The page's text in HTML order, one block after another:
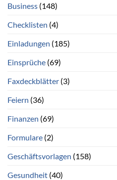
Business (148)
Checklisten (4)
Einladungen (185)
Einsprüche (69)
Faxdeckblätter (3)
Feiern (36)
Finanzen (69)
Formulare (2)
Geschäftsvorlagen (158)
Gesundheit (40)